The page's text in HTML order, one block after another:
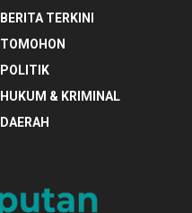
BERITA TERKINI
TOMOHON
POLITIK
HUKUM & KRIMINAL
DAERAH